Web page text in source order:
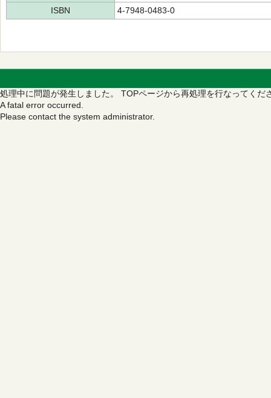
ISBN
4-7948-0483-0
処理中に問題が発生しました。 TOPページから再処理を行なってくだ
A fatal error occurred.
Please contact the system administrator.